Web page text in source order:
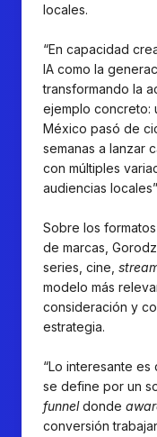
locales.
“En capacidad
IA como la
transformando la
ejemplo concreto:
México pasó de
semanas a lanzar
con múltiples
audiencias
Sobre los
de marcas,
series, cine,
modelo más
consideración y
estrategia.
“Lo interesante
se define por un
funneldonde
conversión